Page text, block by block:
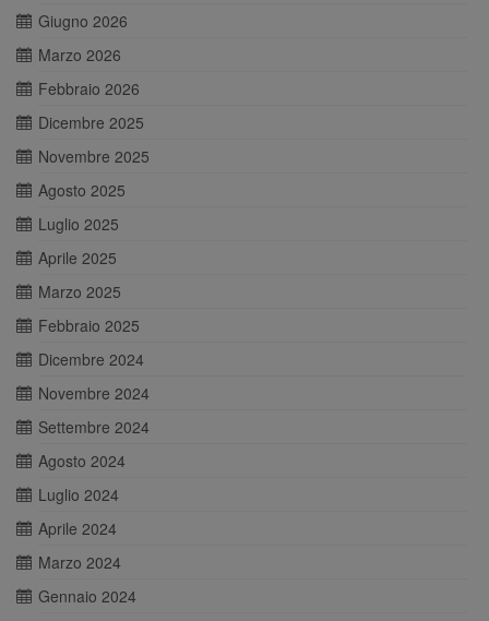
Giugno 2026
Marzo 2026
Febbraio 2026
Dicembre 2025
Novembre 2025
Agosto 2025
Luglio 2025
Aprile 2025
Marzo 2025
Febbraio 2025
Dicembre 2024
Novembre 2024
Settembre 2024
Agosto 2024
Luglio 2024
Aprile 2024
Marzo 2024
Gennaio 2024